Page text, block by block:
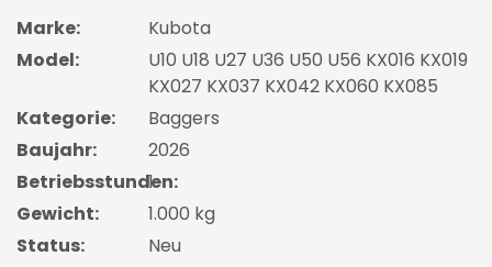
Marke:
Kubota
Model:
U10 U18 U27 U36 U50 U56 KX016 KX019
KX027 KX037 KX042 KX060 KX085
Kategorie:
Baggers
Baujahr:
2026
Betriebsstunden:
1
Gewicht:
1.000 kg
Status:
Neu